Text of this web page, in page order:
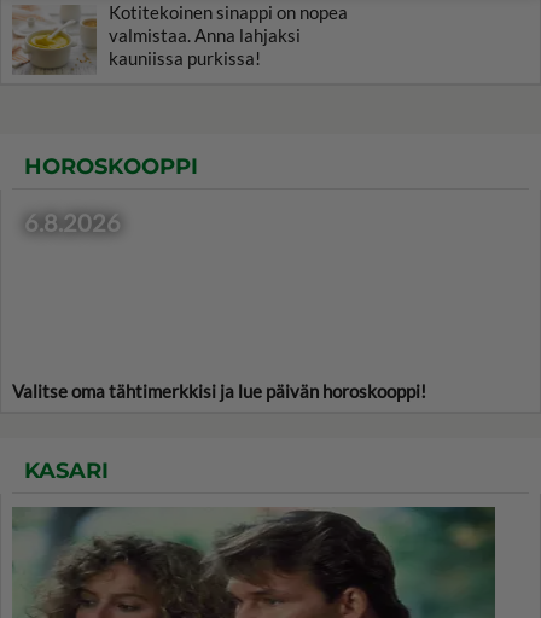
Kotitekoinen sinappi on nopea
valmistaa. Anna lahjaksi
kauniissa purkissa!
HOROSKOOPPI
6.8.2026
Valitse oma tähtimerkkisi ja lue päivän horoskooppi!
KASARI